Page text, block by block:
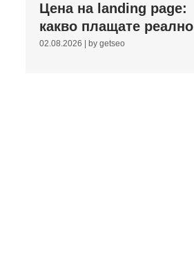
Цена на landing page:
какво плащате реално
02.08.2026 by getseo